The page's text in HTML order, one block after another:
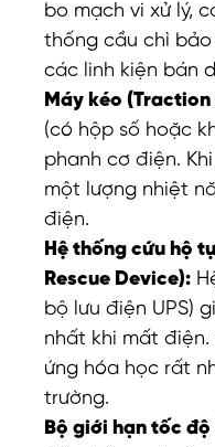
bo mạch vi xử lý,
thống cầu chì
các linh kiện bán
Máy kéo
(có hộp số hoặc
phanh cơ điện.
một lượng nhiệt
điện.
Hệ thống cứu hộ
Rescue Device):
bộ lưu điện UPS)
nhất khi mất
ứng hóa học rất
trường.
Bộ giới hạn tốc